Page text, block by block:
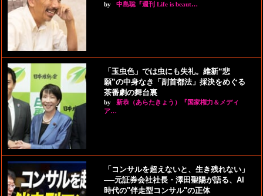
by 中島聡『週刊 Life is beaut…
「玉虫色」では虫にも失礼。維新“悲
願”の中身なき「副首都法」採決をめぐる
茶番劇の舞台裏
by
新恭（あらたきょう）『国家権力＆メディ
ア…
「コンサルを超えないと、生き残れない」
──元証券会社社長・澤田聖陽が語る、AI
時代の"伴走型コンサル"の正体